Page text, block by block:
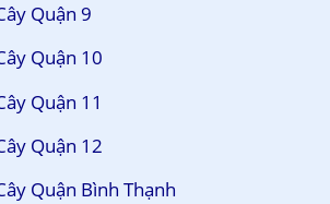
Quận 9
Quận 10
Quận 11
Quận 12
Quận Bình Thạnh